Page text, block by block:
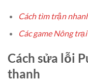
Cách tìm trận
Các game Nông
Cách sửa lỗi
thanh